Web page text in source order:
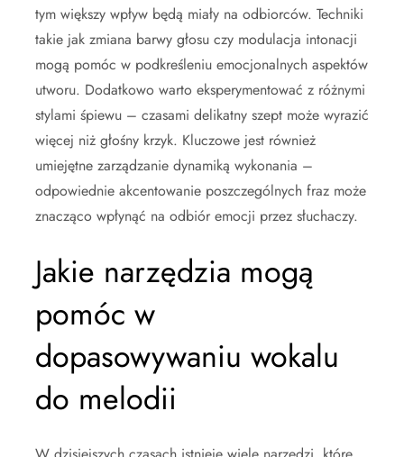
tym większy wpływ będą miały na odbiorców. Techniki
takie jak zmiana barwy głosu czy modulacja intonacji
mogą pomóc w podkreśleniu emocjonalnych aspektów
utworu. Dodatkowo warto eksperymentować z różnymi
stylami śpiewu – czasami delikatny szept może wyrazić
więcej niż głośny krzyk. Kluczowe jest również
umiejętne zarządzanie dynamiką wykonania –
odpowiednie akcentowanie poszczególnych fraz może
znacząco wpłynąć na odbiór emocji przez słuchaczy.
Jakie narzędzia mogą
pomóc w
dopasowywaniu wokalu
do melodii